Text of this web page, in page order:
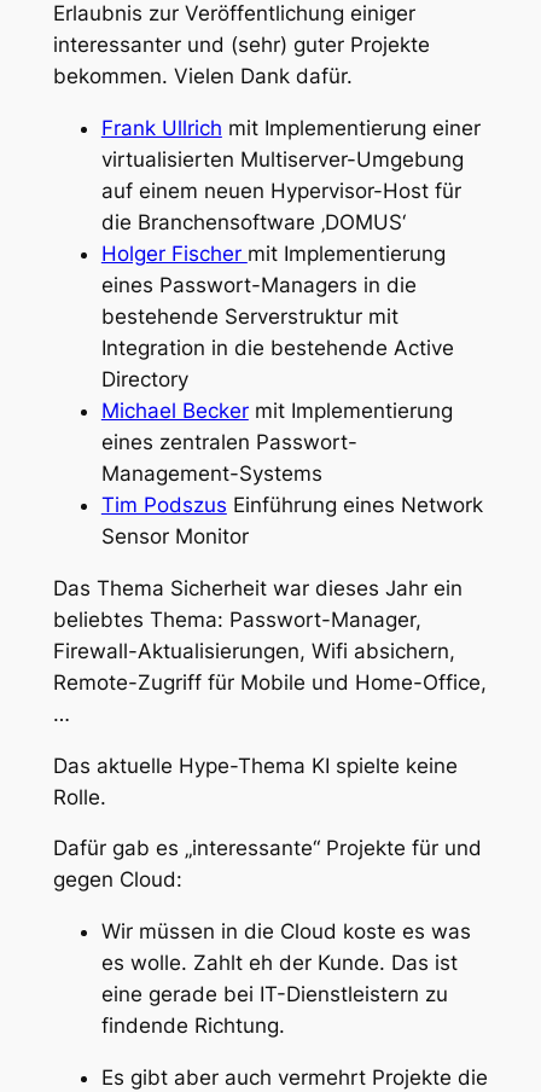
Erlaubnis zur Veröffentlichung einiger
interessanter und (sehr) guter Projekte
bekommen. Vielen Dank dafür.
Frank Ullrich mit Implementierung einer
virtualisierten Multiserver-Umgebung
auf einem neuen Hypervisor-Host für
die Branchensoftware ‚DOMUS‘
Holger Fischer mit Implementierung
eines Passwort-Managers in die
bestehende Serverstruktur mit
Integration in die bestehende Active
Directory
Michael Beckermit Implementierung
eines zentralen Passwort-
Management-Systems
Tim Podszus Einführung eines Network
Sensor Monitor
Das Thema Sicherheit war dieses Jahr ein
beliebtes Thema: Passwort-Manager,
Firewall-Aktualisierungen, Wifi absichern,
Remote-Zugriff für Mobile und Home-Office,
…
Das aktuelle Hype-Thema KI spielte keine
Rolle.
Dafür gab es „interessante“ Projekte für und
gegen Cloud:
Wir müssen in die Cloud koste es was
es wolle. Zahlt eh der Kunde. Das ist
eine gerade bei IT-Dienstleistern zu
findende Richtung.
Es gibt aber auch vermehrt Projekte die